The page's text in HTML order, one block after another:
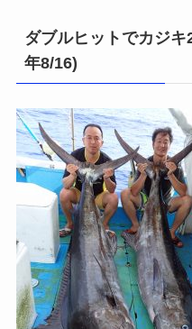
ダブルヒットでカジ
年8/16)